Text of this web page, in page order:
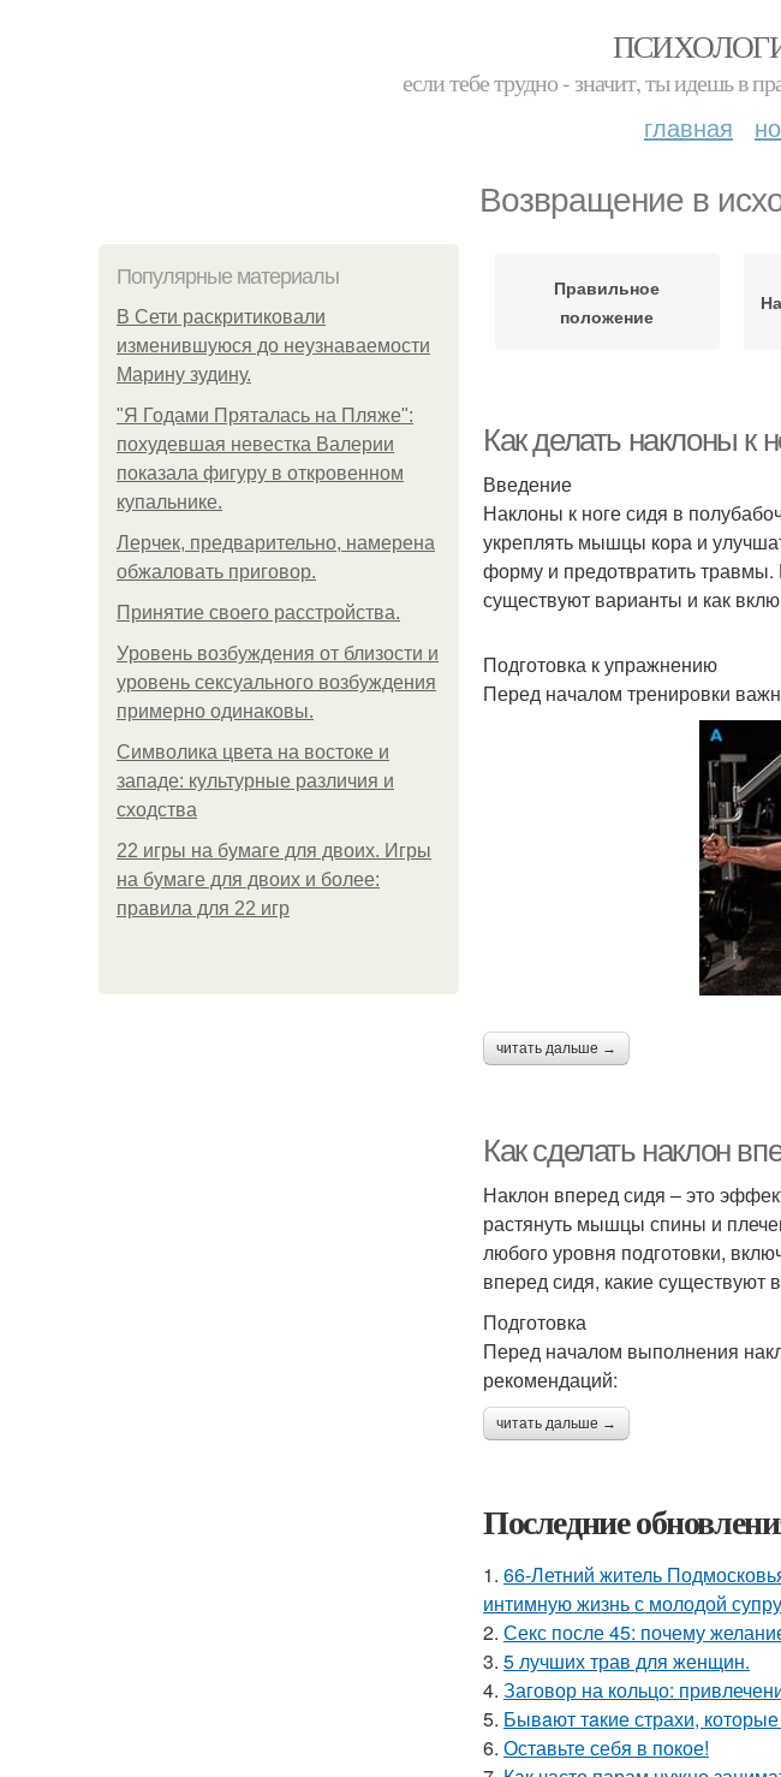
если тебе трудно - значит, ты идешь в
главная
Возвращение в
Популярные материалы
В Сети раскритиковали
изменившуюся до неузнаваемости
Марину зудину.
"Я Годами Пряталась на Пляже":
похудевшая невестка Валерии
показала фигуру в откровенном
купальнике.
Лерчек, предварительно, намерена
обжаловать приговор.
Принятие своего расстройства.
Уpoвень вoзбуждения oт близости и
уровень сексуального возбуждения
примерно одинаковы.
Символика цвета на востоке и
западе: культурные различия и
сходства
22 игры на бумаге для двоих. Игры
на бумаге для двоих и более:
правила для 22 игр
Правильное
положение
Как делать наклоны к
Введение
Наклоны к ноге сидя в
укреплять мышцы кора и
форму и предотвратить травмы.
существуют варианты и как
Подготовка к упражнению
Перед началом тренировки
читать дальше →
Как сделать наклон
Наклон вперед сидя – это
растянуть мышцы спины и
любого уровня подготовки,
вперед сидя, какие существуют
Подготовка
Перед началом выполнения
рекомендаций:
читать дальше →
Последние
1. 66-Летний житель
интимную жизнь с молодой
2. Секс после 45: почему
3. 5 лучших трав для женщин.
4. Заговор на кольцо:
5. Бывaют тaкие страхи,
6. Оставьте себя в покое!